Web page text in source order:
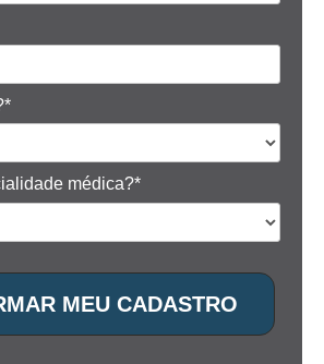
médica?*
MEU CADASTRO